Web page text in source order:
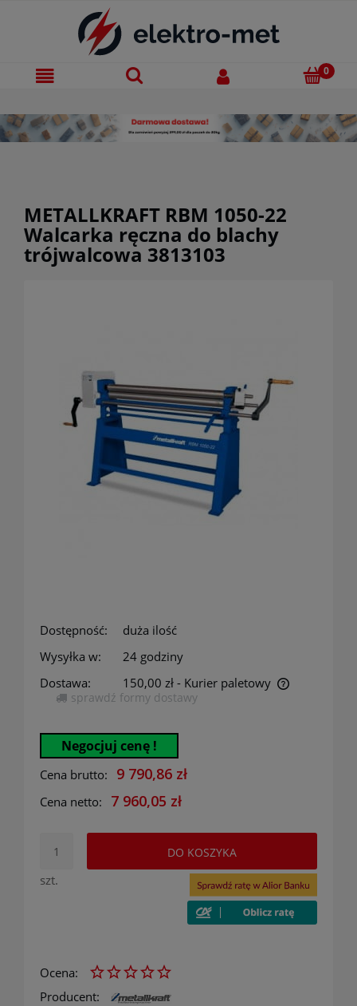
METALLKRAFT RBM 1050-22
Walcarka ręczna do blachy
trójwalcowa 3813103
Dostępność:
duża ilość
Wysyłka w:
24 godziny
Dostawa:
150,00 zł - Kurier paletowy
Cena nie zawiera ewentualnych kosztów płatności
sprawdź formy dostawy
Negocjuj cenę !
Cena brutto: 9 790,86 zł
Cena netto: 7 960,05 zł
szt.
DO KOSZYKA
Ocena:
Producent: